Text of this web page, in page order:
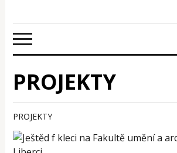
PROJEKTY
PROJEKTY